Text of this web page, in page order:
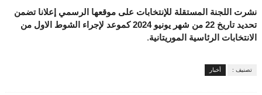
نشرت اللجنة المستقلة للإنتخابات على موقعها الرسمي إعلانا تضمن
تحديد تاريخ 22 من شهر يونيو 2024 كموعد لإجراء الشوط الاول من
الانتخابات الرئاسية الموريتانية.
تصنيف : أخبار